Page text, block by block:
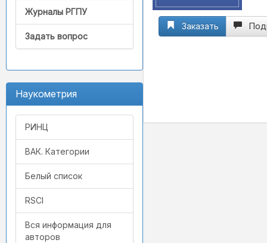
Журналы РГПУ
Задать вопрос
Наукометрия
РИНЦ
ВАК. Категории
Белый список
RSCI
Вся информация для
авторов
Заказать